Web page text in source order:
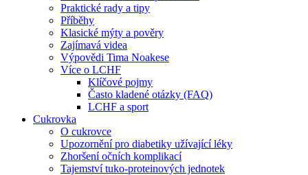
Praktické rady a tipy
Příběhy
Klasické mýty a pověry
Zajímavá videa
Výpovědi Tima Noakese
Více o LCHF
Klíčové pojmy
Často kladené otázky (FAQ)
LCHF a sport
Cukrovka
O cukrovce
Upozornění pro diabetiky užívající léky
Zhoršení očních komplikací
Tajemství tuko-proteinových jednotek